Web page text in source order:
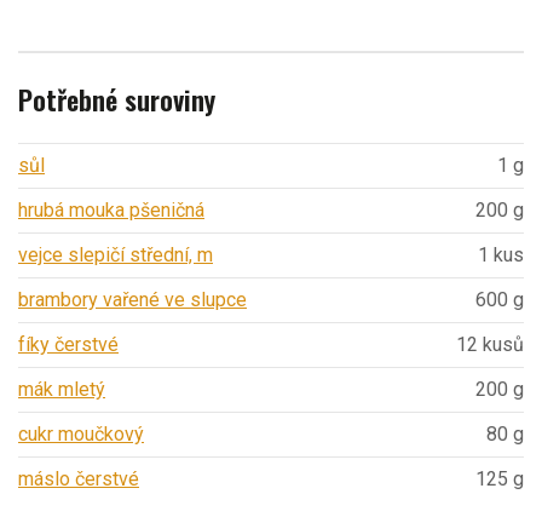
Potřebné suroviny
sůl
1 g
hrubá mouka pšeničná
200 g
vejce slepičí střední, m
1 kus
brambory vařené ve slupce
600 g
fíky čerstvé
12 kusů
mák mletý
200 g
cukr moučkový
80 g
máslo čerstvé
125 g